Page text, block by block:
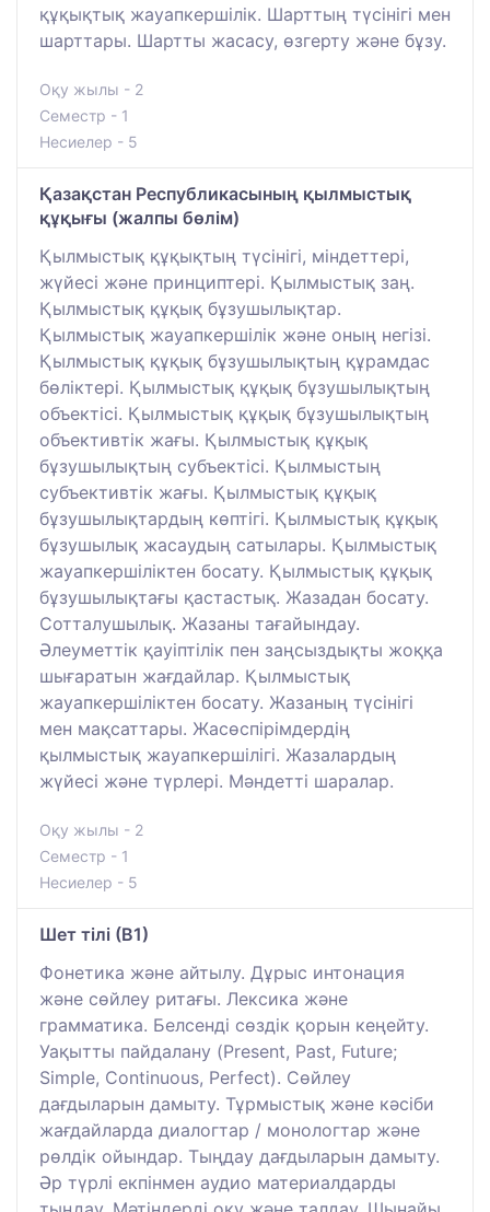
құқықтық жауапкершілік. Шарттың түсінігі мен
шарттары. Шартты жасасу, өзгерту және бұзу.
Оқу жылы - 2
Семестр - 1
Несиелер - 5
Қазақстан Республикасының қылмыстық
құқығы (жалпы бөлім)
Қылмыстық құқықтың түсінігі, міндеттері,
жүйесі және принциптері. Қылмыстық заң.
Қылмыстық құқық бұзушылықтар.
Қылмыстық жауапкершілік және оның негізі.
Қылмыстық құқық бұзушылықтың құрамдас
бөліктері. Қылмыстық құқық бұзушылықтың
объектісі. Қылмыстық құқық бұзушылықтың
объективтік жағы. Қылмыстық құқық
бұзушылықтың субъектісі. Қылмыстың
субъективтік жағы. Қылмыстық құқық
бұзушылықтардың көптігі. Қылмыстық құқық
бұзушылық жасаудың сатылары. Қылмыстық
жауапкершіліктен босату. Қылмыстық құқық
бұзушылықтағы қастастық. Жазадан босату.
Сотталушылық. Жазаны тағайындау.
Әлеуметтік қауіптілік пен заңсыздықты жоққа
шығаратын жағдайлар. Қылмыстық
жауапкершіліктен босату. Жазаның түсінігі
мен мақсаттары. Жасөспірімдердің
қылмыстық жауапкершілігі. Жазалардың
жүйесі және түрлері. Мәндетті шаралар.
Оқу жылы - 2
Семестр - 1
Несиелер - 5
Шет тілі (В1)
Фонетика және айтылу. Дұрыс интонация
және сөйлеу ритағы. Лексика және
грамматика. Белсенді сөздік қорын кеңейту.
Уақытты пайдалану (Present, Past, Future;
Simple, Continuous, Perfect). Сөйлеу
дағдыларын дамыту. Тұрмыстық және кәсіби
жағдайларда диалогтар / монологтар және
рөлдік ойындар. Тыңдау дағдыларын дамыту.
Әр түрлі екпінмен аудио материалдарды